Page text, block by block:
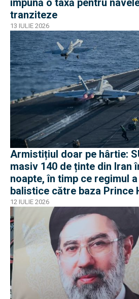
impună o taxă pentru
tranziteze
13 IULIE 2026
Armistițiul doar pe hârtie:
masiv 140 de ținte din Iran
noapte, în timp ce regimul
balistice către baza Prince
Iordania
12 IULIE 2026